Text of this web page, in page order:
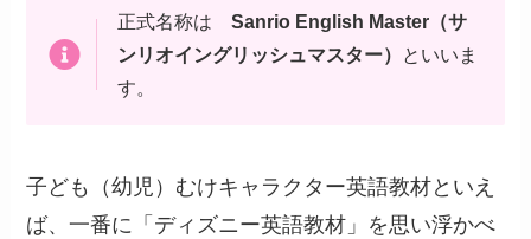
正式名称は Sanrio English Master（サ
ンリオイングリッシュマスター）
といいま
す。
子ども（幼児）むけキャラクター英語教材といえ
ば、一番に「ディズニー英語教材」を思い浮かべ